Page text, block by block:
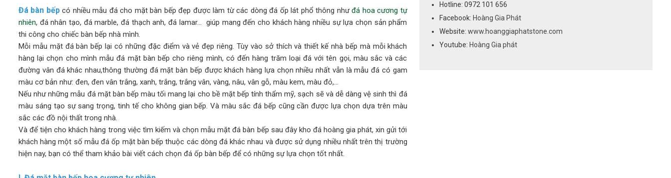
Đá bàn bếpcó nhiều mẫu đá cho mặt bàn bếp đẹp được làm từ các dòng đá ốp lát phổ thông nhưđá hoa cương tự
nhiên, đá nhân tạo, đá marble, đá thạch anh, đá lamar… giúp mang đến cho khách hàng nhiều sự lựa chọn sản phẩm
thi công cho chiếc bàn bếp nhà mình.
Mỗi mẫu mặt đá bàn bếp lại có những đặc điểm và vẻ đẹp riêng. Tùy vào sở thích và thiết kế nhà bếp mà mỗi khách
hàng lại chọn cho mình mẫu đá mặt bàn bếp cho riêng mình, có đến hàng trăm loại đá với tên gọi, màu sắc và các
đường vân đá khác nhau,thông thường đá mặt bàn bếp được khách hàng lựa chọn nhiều nhất vẫn là mẫu đá có gam
màu cơ bản như: đen, đen vân trắng, xanh, trắng, trắng vân, vàng, nâu, vân gỗ, màu kem, màu đỏ,…
Nếu như những mẫu đá mặt bàn bếp màu tối mang lại cho bề mặt bếp tính thẩm mỹ, sạch sẽ và dễ dàng vệ sinh thì đá
màu sáng tạo sự sang trọng, tinh tế cho không gian bếp. Và màu sắc đá bếp cũng cần được lựa chọn dựa trên màu
sắc các đồ nội thất trong nhà.
Và để tiện cho khách hàng trong việc tìm kiếm và chọn mẫu mặt đá bàn bếp sau đây kho đá hoàng gia phát, xin gửi tới
khách hàng một số mẫu đá ốp mặt bàn bếp thuộc các dòng đá khác nhau và được sử dụng nhiều nhất trên thị trường
hiện nay, bạn có thể tham khảo bài viết cách chọn đá ốp bàn bếp để có những sự lựa chọn tốt nhất.
Hotline: 0972 101 656
Facebook: Hoàng Gia Phát
Website: www.hoanggiaphatstone.com
Youtube: Hoàng Gia phát